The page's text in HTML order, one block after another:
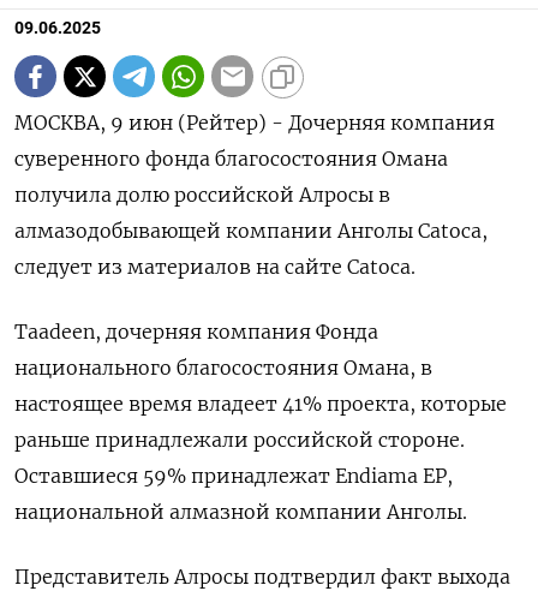
09.06.2025
МОСКВА, 9 июн (Рейтер) - Дочерняя компания
суверенного фонда благосостояния Омана
получила долю российской Алросы в
алмазодобывающей компании Анголы Catoca,
следует из материалов на сайте Catoca.
Taadeen, дочерняя компания Фонда
национального благосостояния Омана, в
настоящее время владеет 41% проекта, которые
раньше принадлежали российской стороне.
Оставшиеся 59% принадлежат Endiama EP,
национальной алмазной компании Анголы.
Представитель Алросы подтвердил факт выхода